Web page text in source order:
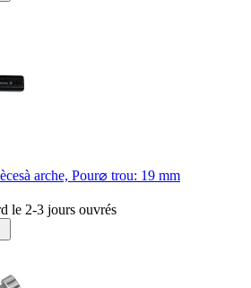
arche, Pour⌀ trou: 19 mm
le 2-3 jours ouvrés